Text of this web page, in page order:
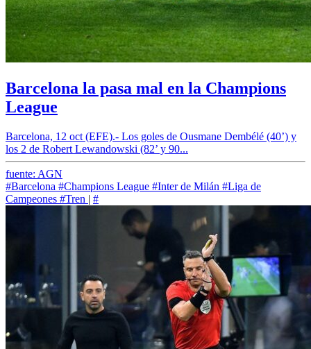
Barcelona la pasa mal en la Champions
League
Barcelona, 12 oct (EFE).- Los goles de Ousmane Dembélé (40’) y
los 2 de Robert Lewandowski (82’ y 90...
fuente: AGN
#Barcelona #Champions League #Inter de Milán #Liga de
Campeones #Tren | #